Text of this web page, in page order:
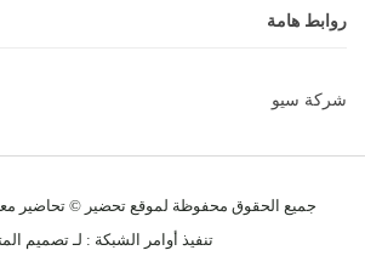
روابط هامة
شركة سيو
جميع الحقوق محفوظة لموقع تحضير © تحاضير
تنفيذ أوامر الشبكة : لـتصميم